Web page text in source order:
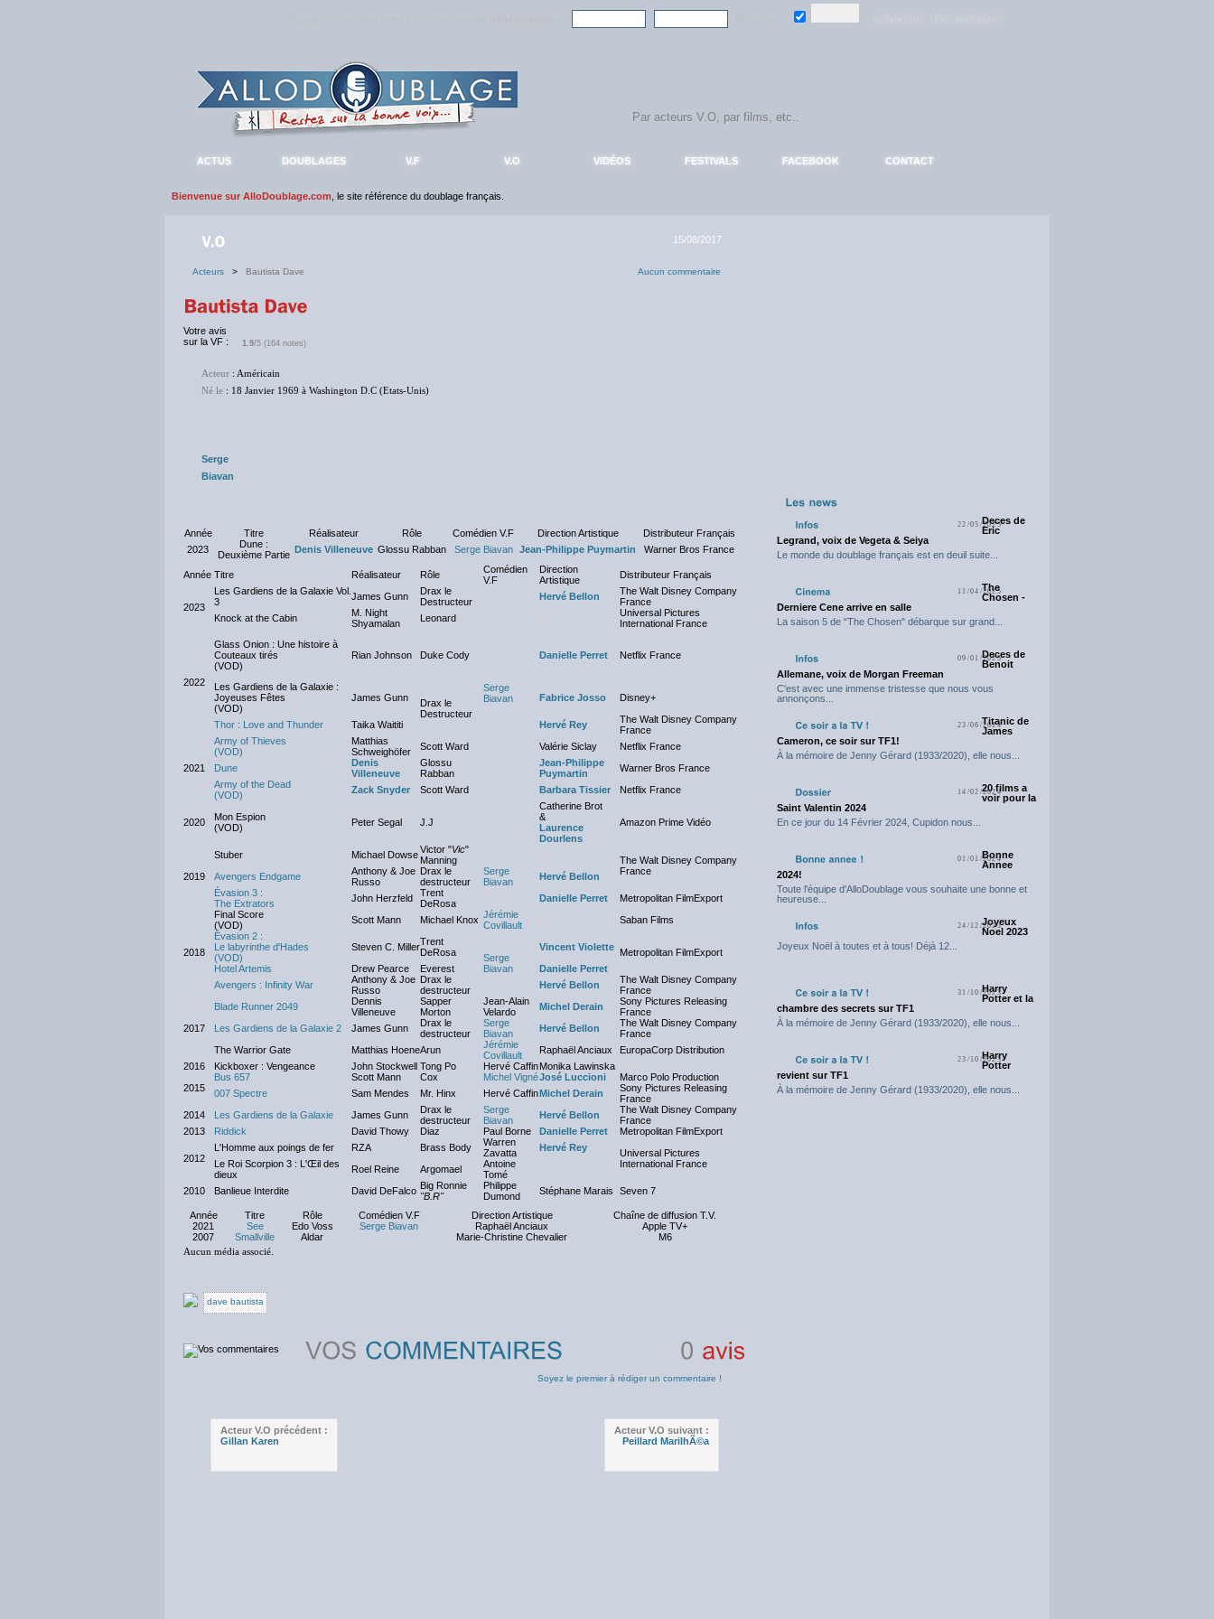
ACTUS DOUBLAGES V.F V.O VIDÉOS FESTIVALS FACEBOOK CONTACT
Bienvenue sur AlloDoublage.com , le site référence du doublage français.
15/08/2017
Acteurs > Bautista Dave Aucun commentaire
Votre avis
sur la VF :
1.9/5 (164 notes)
Acteur : Américain
Né le : 18 Janvier 1969 à Washington D.C (Etats-Unis)
Serge
Biavan
Année Titre Réalisateur Rôle Comédien V.F Direction Artistique
Distributeur Français
2023
Dune :
Deuxième Partie Denis Villeneuve Glossu Rabban Serge Biavan Jean-Philippe Puymartin Warner Bros France
Année Titre Réalisateur Rôle
Comédien
V.F
Direction
Artistique
Distributeur Français
2023
Les Gardiens de la Galaxie Vol.
3
James Gunn
Drax le
Destructeur
Serge
Biavan
Hervé Bellon
The Walt Disney Company
France
Knock at the Cabin
M. Night
Shyamalan
Leonard
Universal Pictures
International France
2022
Glass Onion : Une histoire à
Couteaux tirés
(VOD)
Rian Johnson Duke Cody Danielle Perret Netflix France
Les Gardiens de la Galaxie :
Joyeuses Fêtes
(VOD)
James Gunn
Drax le
Destructeur
Fabrice Josso Disney+
Thor : Love and Thunder Taika Waititi Hervé Rey
The Walt Disney Company
France
2021
Army of Thieves
(VOD)
Matthias
Schweighöfer
Scott Ward Valérie Siclay
Netflix France
Dune
Denis
Villeneuve
Glossu
Rabban
Jean-Philippe
Puymartin
Warner Bros France
Army of the Dead
(VOD)
Zack Snyder Scott Ward Barbara Tissier Netflix France
2020
Mon Espion
(VOD)
Peter Segal J.J
Catherine Brot
&
Laurence
Dourlens
Amazon Prime Vidéo
2019
Stuber Michael DowseVictor "Vic"
Manning
Serge
Biavan
The Walt Disney Company
France
Avengers Endgame
Anthony & Joe
Russo
Drax le
destructeur
Hervé Bellon
Évasion 3 :
The Extrators
John Herzfeld
Trent
DeRosa
Danielle Perret Metropolitan FilmExport
2018
Final Score
(VOD)
Scott Mann Michael Knox Jérémie
Covillault
Saban Films
Évasion 2 :
Le labyrinthe d'Hades
(VOD)
Steven C. MillerTrent
DeRosa
Serge
Biavan
Vincent Violette Metropolitan FilmExport
Hotel Artemis
Drew Pearce Everest
Danielle Perret
Avengers : Infinity War
Anthony & Joe
Russo
Drax le
destructeur
Hervé Bellon
The Walt Disney Company
France
2017
Blade Runner 2049
Dennis
Villeneuve
Sapper
Morton
Jean-Alain
Velardo
Michel Derain
Sony Pictures Releasing
France
Les Gardiens de la Galaxie 2
James Gunn
Drax le
destructeur
Serge
Biavan
Hervé Bellon
The Walt Disney Company
France
The Warrior Gate
Matthias HoeneArun
Jérémie
Covillault
Raphaël Anciaux
EuropaCorp Distribution
2016
Kickboxer : Vengeance John Stockwell Tong Po Hervé CaffinMonika Lawinska
2015
Bus 657 Scott Mann Cox Michel VignéJosé Luccioni
Marco Polo Production
007 Spectre
Sam Mendes Mr. Hinx Hervé CaffinMichel Derain
Sony Pictures Releasing
France
2014
Les Gardiens de la Galaxie James Gunn
Drax le
destructeur
Serge
Biavan
Hervé Bellon
The Walt Disney Company
France
2013
Riddick David Thowy Diaz Paul Borne Danielle Perret Metropolitan FilmExport
2012
L'Homme aux poings de fer RZA Brass Body
Warren
Zavatta
Hervé Rey
Universal Pictures
International France
Le Roi Scorpion 3 : L'Œil des
dieux
Roel Reine Argomael
Antoine
Tomé
2010
Banlieue Interdite David DeFalco Big Ronnie
"B.R"
Philippe
Dumond
Stéphane Marais Seven 7
Année Titre Rôle Comédien V.F Direction Artistique
Chaîne de diffusion T.V.
2021
See Edo Voss Serge Biavan Raphaël Anciaux
Apple TV+
2007
Smallville Aldar Marie-Christine Chevalier
M6
Aucun média associé.
dave bautista
Soyez le premier à rédiger un commentaire !
Acteur V.O précédent :
Gillan Karen
Acteur V.O suivant :
Peillard MarilhÃ©a
22/05/2025Deces de
Eric
Legrand, voix de Vegeta & Seiya
Le monde du doublage français est en deuil suite...
11/04/2025
The
Chosen -
Derniere Cene arrive en salle
La saison 5 de "The Chosen" débarque sur grand...
09/01/2025Deces de
Benoit
Allemane, voix de Morgan Freeman
C'est avec une immense tristesse que nous vous
annonçons...
23/06/2024Titanic de
James
Cameron, ce soir sur TF1!
À la mémoire de Jenny Gérard (1933/2020), elle nous...
14/02/202420 films a
voir pour la
Saint Valentin 2024
En ce jour du 14 Février 2024, Cupidon nous...
01/01/2024
Bonne
Annee
2024!
Toute l'équipe d'AlloDoublage vous souhaite une bonne et
heureuse...
24/12/2023
Joyeux
Noel 2023
Joyeux Noël à toutes et à tous! Déjà 12...
31/10/2023
Harry
Potter et la
chambre des secrets sur TF1
À la mémoire de Jenny Gérard (1933/2020), elle nous...
23/10/2023
Harry
Potter
revient sur TF1
À la mémoire de Jenny Gérard (1933/2020), elle nous...